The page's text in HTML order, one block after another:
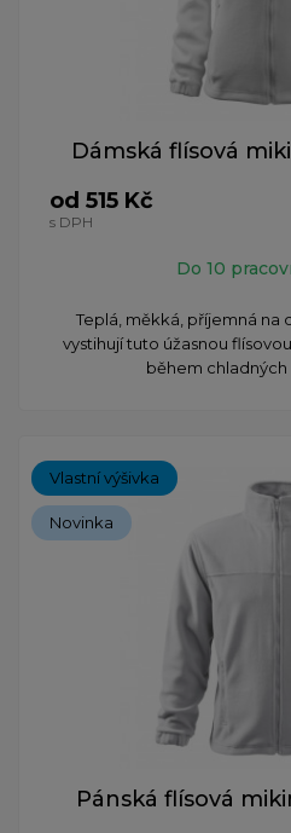
Dámská flísová
od 515 Kč
s DPH
Do 10
​Teplá, měkká, příjemná na
vystihují tuto úžasnou
během chladných
Vlastní výšivka
Novinka
Pánská flísová